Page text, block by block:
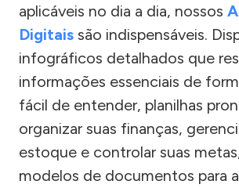
aplicáveis no dia a dia, nossos
Digitais são indispensáveis.
infográficos detalhados que
informações essenciais de
fácil de entender, planilhas
organizar suas finanças,
estoque e controlar suas
modelos de documentos para